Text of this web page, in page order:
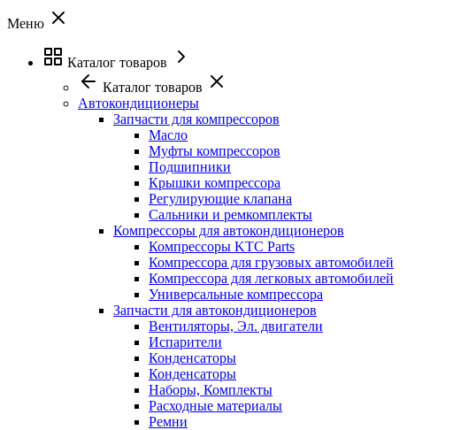
Меню
Каталог товаров
Каталог товаров
Автокондиционеры
Запчасти для компрессоров
Масло
Муфты компрессоров
Подшипники
Крышки компрессора
Регулирующие клапана
Сальники и ремкомплекты
Компрессоры для автокондиционеров
Компрессоры KTC Parts
Компрессора для грузовых автомобилей
Компрессора для легковых автомобилей
Универсальные компрессора
Запчасти для автокондиционеров
Вентиляторы, Эл. двигатели
Испарители
Конденсаторы
Конденсаторы
Наборы, Комплекты
Расходные материалы
Ремни